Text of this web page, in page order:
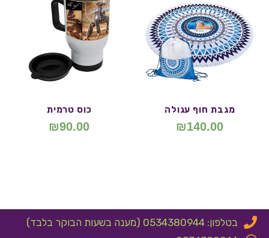
מגבת חוף עגולה
₪140.00
כוס טרמית
₪90.00
בטלפון: 0534380944 (מענה בשעות הבוקר בלבד)